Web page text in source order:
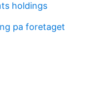
holdings
pa foretaget